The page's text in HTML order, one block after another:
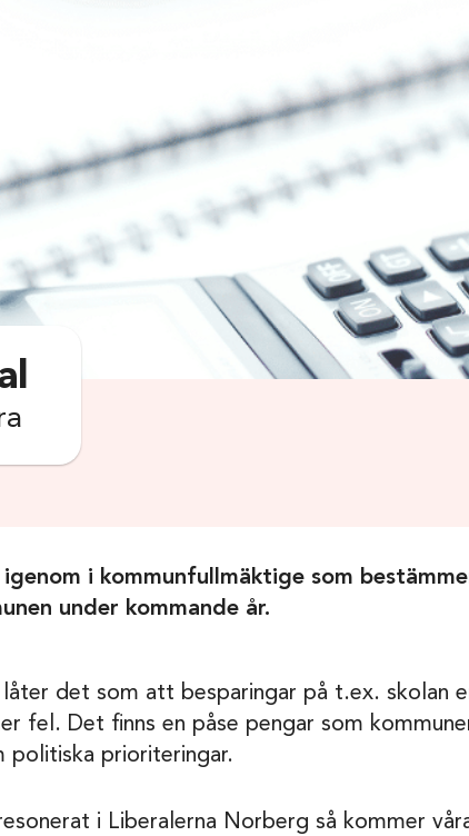
i kommunfullmäktige som
under kommande år.
låter det som att besparingar på t.ex. skolan
fel. Det finns en påse pengar som
politiska prioriteringar.
i Liberalerna Norberg så kommer